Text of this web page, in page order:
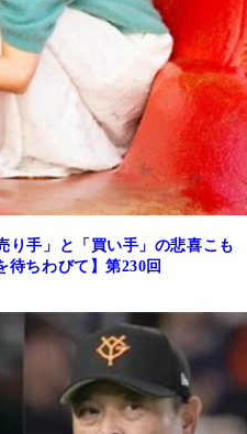
り手」と「買い手」の悲喜こも
待ちわびて】第230回